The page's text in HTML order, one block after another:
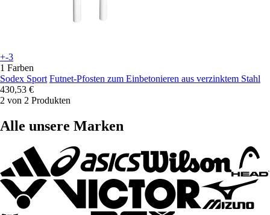
+-3
1 Farben
Sodex Sport Futnet-Pfosten zum Einbetonieren aus verzinktem Stahl
430,53 €
2 von 2 Produkten
Alle unsere Marken